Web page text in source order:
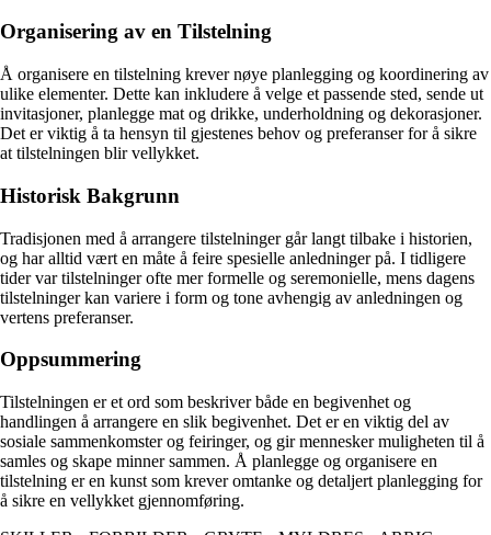
Organisering av en Tilstelning
Å organisere en tilstelning krever nøye planlegging og koordinering av
ulike elementer. Dette kan inkludere å velge et passende sted, sende ut
invitasjoner, planlegge mat og drikke, underholdning og dekorasjoner.
Det er viktig å ta hensyn til gjestenes behov og preferanser for å sikre
at tilstelningen blir vellykket.
Historisk Bakgrunn
Tradisjonen med å arrangere tilstelninger går langt tilbake i historien,
og har alltid vært en måte å feire spesielle anledninger på. I tidligere
tider var tilstelninger ofte mer formelle og seremonielle, mens dagens
tilstelninger kan variere i form og tone avhengig av anledningen og
vertens preferanser.
Oppsummering
Tilstelningen er et ord som beskriver både en begivenhet og
handlingen å arrangere en slik begivenhet. Det er en viktig del av
sosiale sammenkomster og feiringer, og gir mennesker muligheten til å
samles og skape minner sammen. Å planlegge og organisere en
tilstelning er en kunst som krever omtanke og detaljert planlegging for
å sikre en vellykket gjennomføring.